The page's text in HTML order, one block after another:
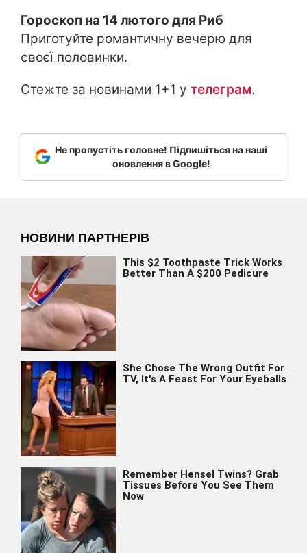
Гороскоп на 14 лютого для Риб
Приготуйте романтичну вечерю для
своєї половинки.
Стежте за новинами 1+1 у телеграм.
Не пропустіть головне! Підпишіться на наші
оновлення в Google!